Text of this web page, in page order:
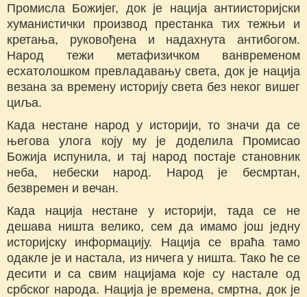
Промисла Божијег, док је нација антиисторијски
хуманистички производ престанка тих тежњи и
кретања, руковођена и надахнута антибогом.
Народ тежи метафизичком ванвременом
есхатолошком превладавању света, док је нација
везана за времену историју света без неког вишег
циља.
Када нестане народ у историји, то значи да се
његова улога коју му је доделила Промисао
Божија испунила, и тај народ постаје становник
неба, небески народ. Народ је бесмртан,
безвремен и вечан.
Када нација нестане у историји, тада се не
дешава ништа велико, сем да имамо још једну
историјску информацију. Нација се враћа тамо
одакле је и настала, из ничега у ништа. Тако ће се
десити и са свим нацијама које су настале од
србског народа. Нација је времена, смртна, док је